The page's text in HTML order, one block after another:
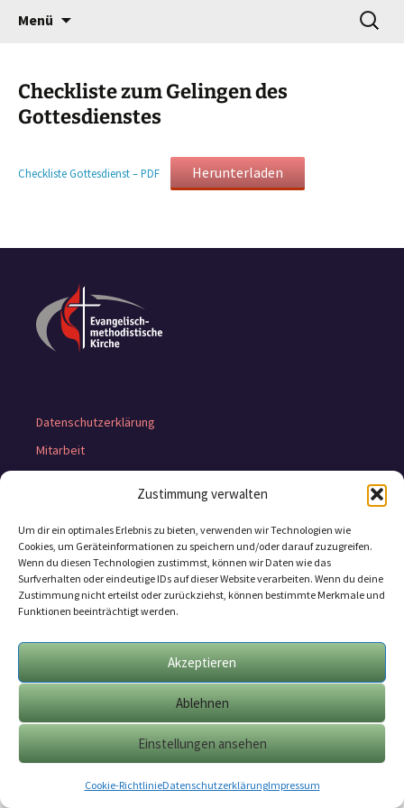
Zustimmung verwalten
Um dir ein optimales Erlebnis zu bieten, verwenden wir Technologien wie
Cookies, um Geräteinformationen zu speichern und/oder darauf zuzugreifen.
Wenn du diesen Technologien zustimmst, können wir Daten wie das
Surfverhalten oder eindeutige IDs auf dieser Website verarbeiten. Wenn du deine
Zustimmung nicht erteilst oder zurückziehst, können bestimmte Merkmale und
Funktionen beeinträchtigt werden.
Akzeptieren
Ablehnen
Einstellungen ansehen
Cookie-RichtlinieDatenschutzerklärungImpressum
Willkommen!
Gottesdienst verändert
Menü
Suchen
nach:
Checkliste zum Gelingen des
Gottesdienstes
Checkliste Gottesdienst – PDF Herunterladen
Datenschutzerklärung
Mitarbeit
Cookie-Richtlinie (EU)